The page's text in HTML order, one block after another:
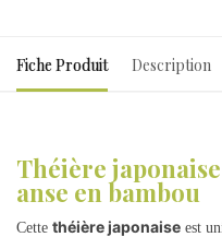
Fiche Produit Description
Théière
anse en bambou
Cette théière japonaise est